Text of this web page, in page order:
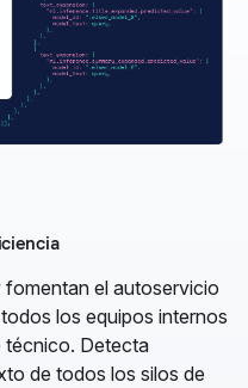
el autoservicio
los equipos internos
técnico. Detecta
de todos los silos de